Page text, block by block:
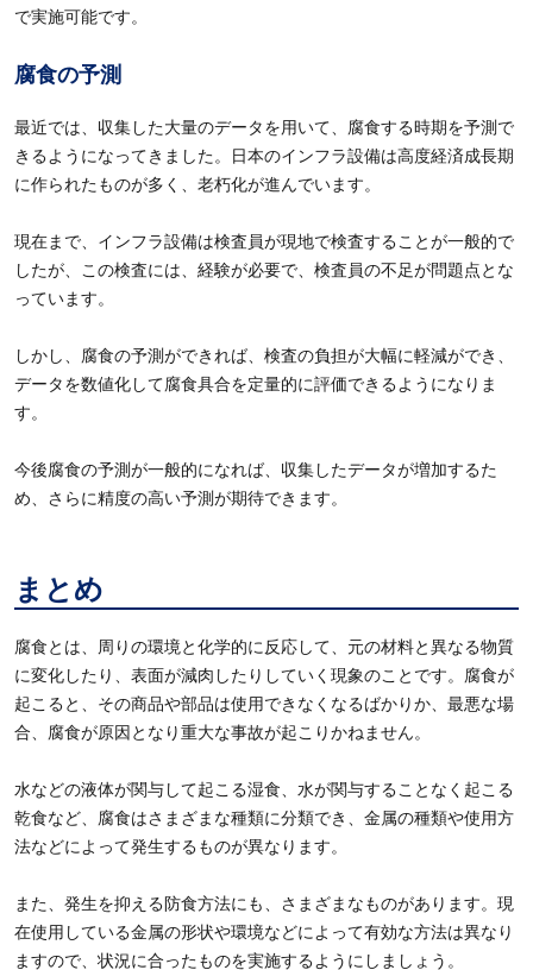
で実施可能です。
腐食の予測
最近では、収集した大量のデータを用いて、腐食する時期を予測で
きるようになってきました。日本のインフラ設備は高度経済成長期
に作られたものが多く、老朽化が進んでいます。
現在まで、インフラ設備は検査員が現地で検査することが一般的で
したが、この検査には、経験が必要で、検査員の不足が問題点とな
っています。
しかし、腐食の予測ができれば、検査の負担が大幅に軽減ができ、
データを数値化して腐食具合を定量的に評価できるようになりま
す。
今後腐食の予測が一般的になれば、収集したデータが増加するた
め、さらに精度の高い予測が期待できます。
まとめ
腐食とは、周りの環境と化学的に反応して、元の材料と異なる物質
に変化したり、表面が減肉したりしていく現象のことです。腐食が
起こると、その商品や部品は使用できなくなるばかりか、最悪な場
合、腐食が原因となり重大な事故が起こりかねません。
水などの液体が関与して起こる湿食、水が関与することなく起こる
乾食など、腐食はさまざまな種類に分類でき、金属の種類や使用方
法などによって発生するものが異なります。
また、発生を抑える防食方法にも、さまざまなものがあります。現
在使用している金属の形状や環境などによって有効な方法は異なり
ますので、状況に合ったものを実施するようにしましょう。